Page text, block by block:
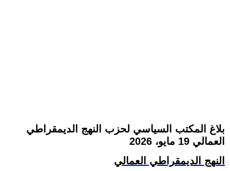
بلاغ المكتب السياسي لحزب النهج الديمقراطي
العمالي 19 مايو، 2026
النهج الديمقراطي العمالي